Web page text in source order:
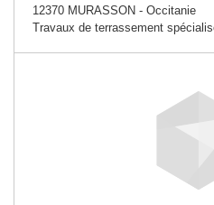
12370 MURASSON - Occitanie
Travaux de terrassement